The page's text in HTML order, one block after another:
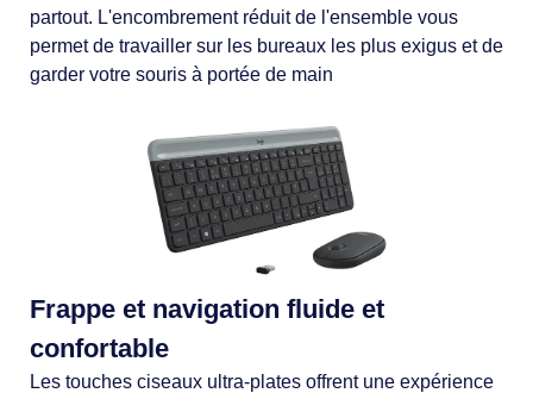
partout. L'encombrement réduit de l'ensemble vous
permet de travailler sur les bureaux les plus exigus et de
garder votre souris à portée de main
Frappe et navigation fluide et
confortable
Les touches ciseaux ultra-plates offrent une expérience